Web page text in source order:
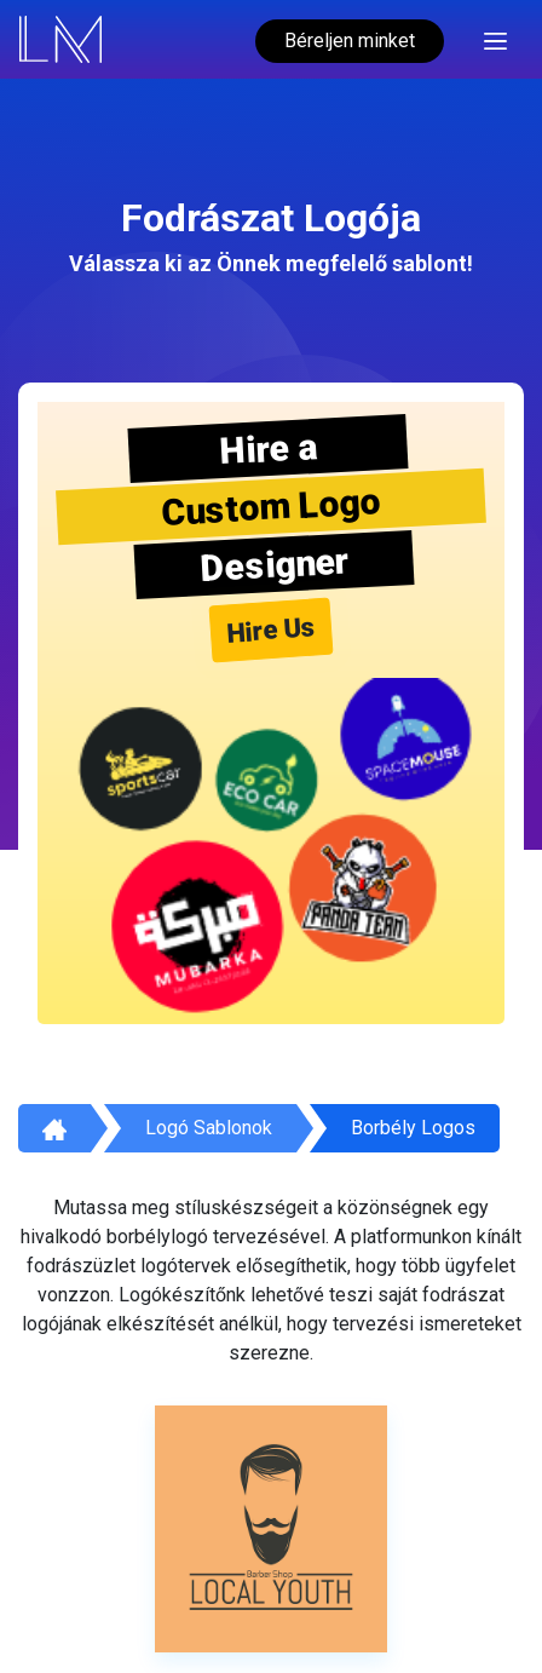
Béreljen minket
Fodrászat Logója
Válassza ki az Önnek megfelelő sablont!
Hire a
Custom Logo
Designer
Hire Us
Logó Sablonok Borbély Logos
Mutassa meg stíluskészségeit a közönségnek egy
hivalkodó borbélylogó tervezésével. A platformunkon kínált
fodrászüzlet logótervek elősegíthetik, hogy több ügyfelet
vonzzon. Logókészítőnk lehetővé teszi saját fodrászat
logójának elkészítését anélkül, hogy tervezési ismereteket
szerezne.